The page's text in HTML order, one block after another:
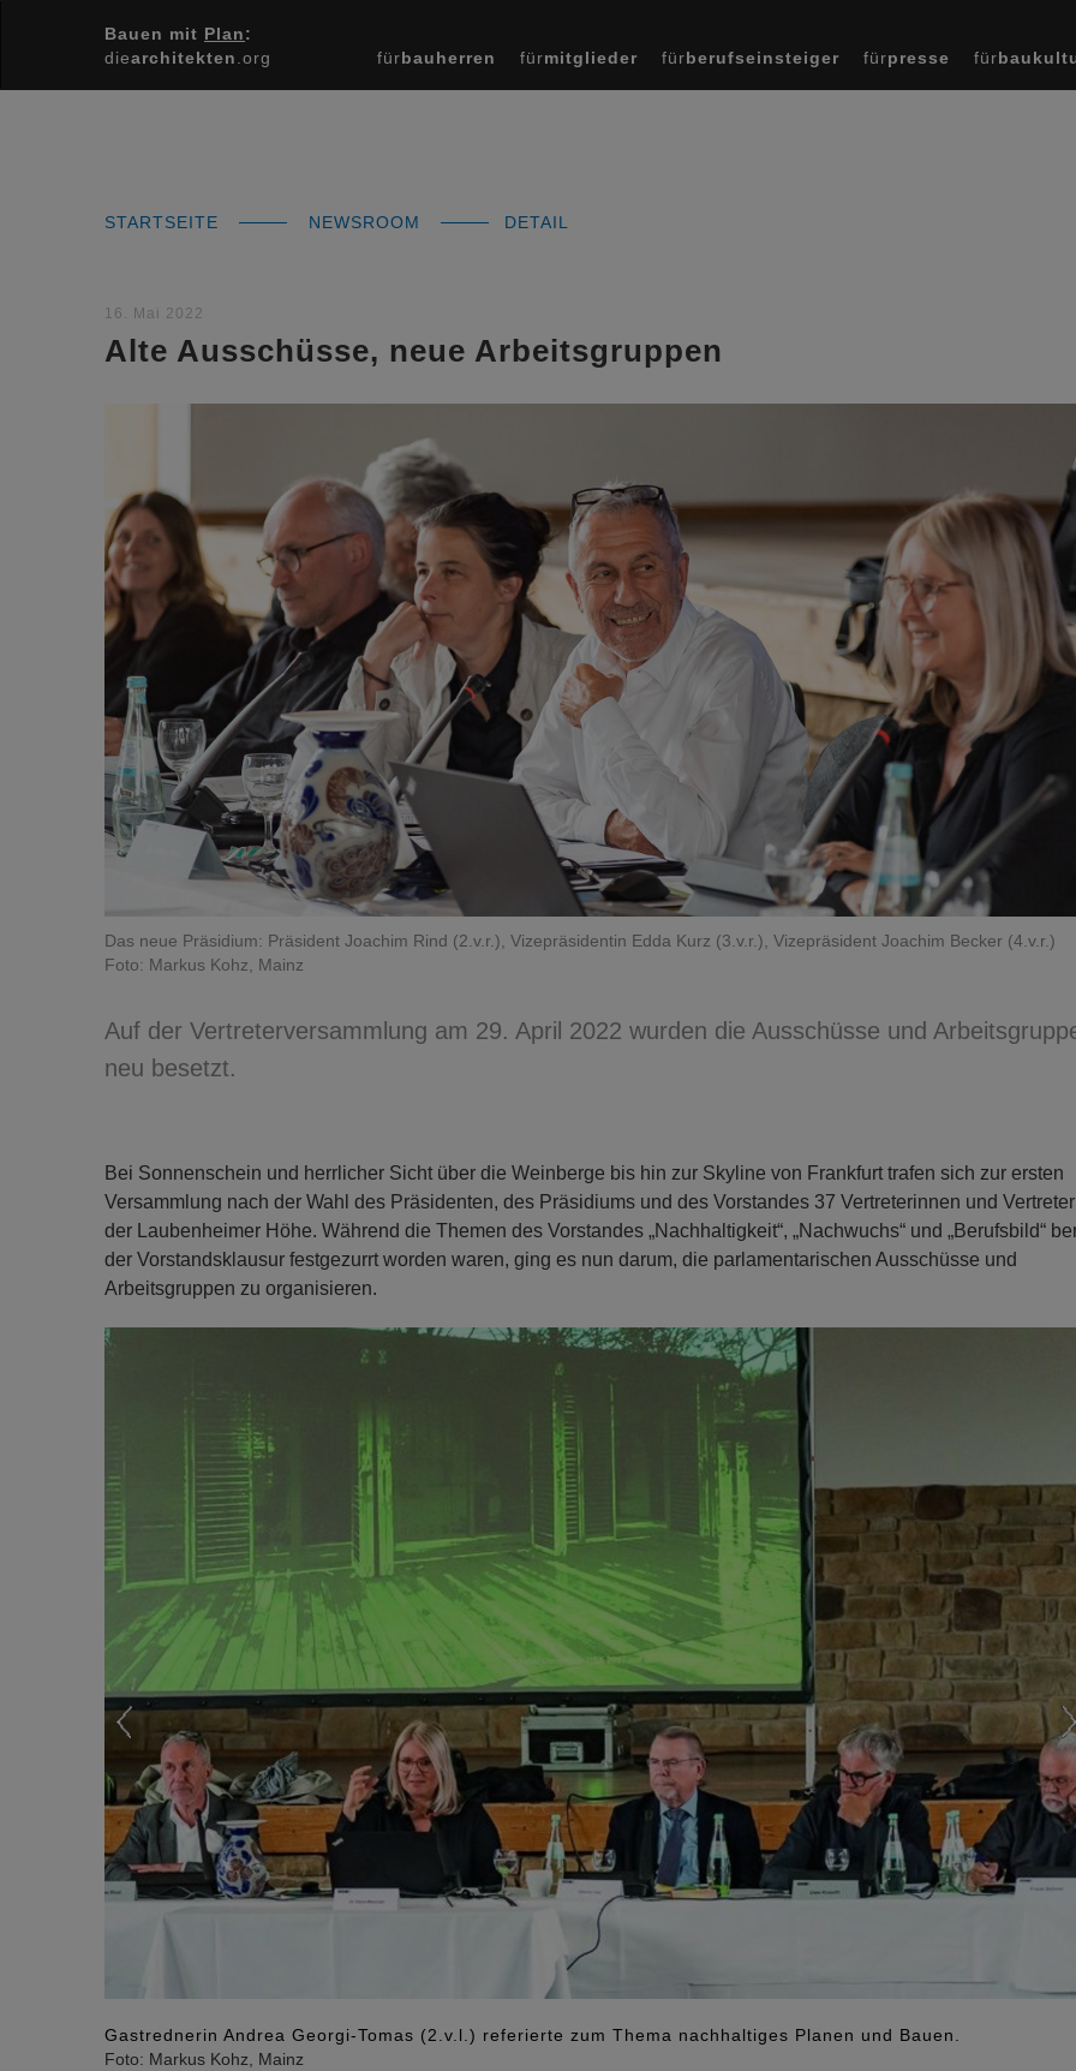
Bauen mit Plan:
diearchitekten .org fürbauherren fürmitglieder fürberufseinsteiger fürpresse für
STARTSEITE NEWSROOM DETAIL
16. Mai 2022
Alte Ausschüsse, neue Arbeitsgruppen
Das neue Präsidium: Präsident Joachim Rind (2.v.r.), Vizepräsidentin Edda Kurz (3.v.r.), Vizepräsident Joachim Becker (4.v.r.)
Foto: Markus Kohz, Mainz
Auf der Vertreterversammlung am 29. April 2022 wurden die Ausschüsse und
neu besetzt.
Bei Sonnenschein und herrlicher Sicht über die Weinberge bis hin zur Skyline von Frankfurt trafen sich zur ersten
Versammlung nach der Wahl des Präsidenten, des Präsidiums und des Vorstandes 37 Vertreterinnen und
der Laubenheimer Höhe. Während die Themen des Vorstandes „Nachhaltigkeit“, „Nachwuchs“ und „Berufsbild“
der Vorstandsklausur festgezurrt worden waren, ging es nun darum, die parlamentarischen Ausschüsse und
Arbeitsgruppen zu organisieren.
Gastrednerin Andrea Georgi-Tomas (2.v.l.) referierte zum Thema nachhaltiges Planen und Bauen.
Foto: Markus Kohz, Mainz